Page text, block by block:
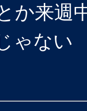
か来週
ゃない